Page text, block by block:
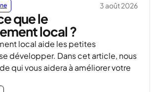
3 août 2026
que le
local ?
local aide les petites
développer. Dans cet article, nous
qui vous aidera à améliorer votre